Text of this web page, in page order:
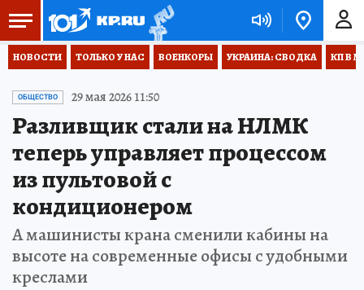
НОВОСТИ ТОЛЬКО У НАС ВОЕНКОРЫ УКРАИНА: СВОДКА КП В
ОБЩЕСТВО 29 мая 2026 11:50
Разливщик стали на НЛМК
теперь управляет процессом
из пультовой с
кондиционером
А машинисты крана сменили кабины на
высоте на современные офисы с удобными
креслами